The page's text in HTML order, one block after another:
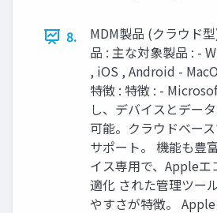
8.
MDM製品 (クラウド
品 : 主な対象製品 : -
, iOS , Android -
特徴 : 特徴 : -
し、デバイスとデー
可能。クラウドベー
サポート。 機能も豊
イス専用で、Appleエ
適化 された管理ツー
やすさが特徴。